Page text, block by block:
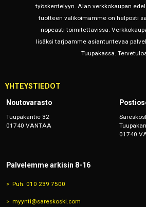
työskentelyyn. Alan verkkokaupan
tuotteen valikoimamme on helposti
nopeasti toimitettavissa.
lisäksi tarjoamme asiantuntevaa
Tuupakassa.
YHTEYSTIEDOT
Noutovarasto
Tuupakantie 32
01740 VANTAA
01740
Palvelemme arkisin 8-16
Puh. 010 239 7500
myynti@sareskoski.com